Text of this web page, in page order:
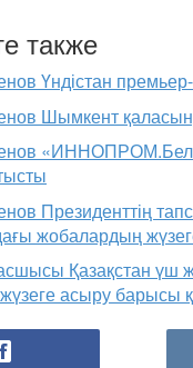
также
Үндістан
Шымкент
Президенттің
жобалардың
Қазақстан үш
асыру барысы